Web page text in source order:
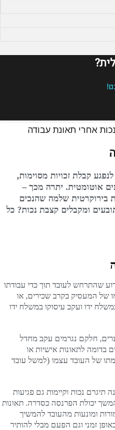
נכות אחרי תאונת עבודה
קבלת זכויות מסוימות,
אוטומטית. יתרה מכך –
בירוקרטית שלמה שהנכים
ומקבלים קצבת נכות? כל
שהתרחש לעובד תוך כדי עבודתו
של המעסיק בקרב שכירים, או
ידו ועקב עיסוקו במשלח ידו
חלקם נגרמים עקב מחדל
בדומה לתאונות אישיות או
של העובד עצמו (למשל עובד
תיגרם נכות וקיימות גם פגיעות
יכולת הפרנסה כסדרה. תאונות
ומונעות מהעובד להמשיך
זמני וגם הפעם מבלי להותיר